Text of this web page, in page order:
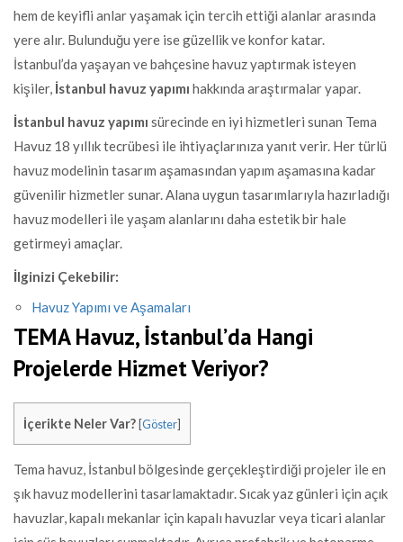
hem de keyifli anlar yaşamak için tercih ettiği alanlar arasında
yere alır. Bulunduğu yere ise güzellik ve konfor katar.
İstanbul’da yaşayan ve bahçesine havuz yaptırmak isteyen
kişiler, İstanbul havuz yapımı hakkında araştırmalar yapar.
İstanbul havuz yapımı sürecinde en iyi hizmetleri sunan Tema
Havuz 18 yıllık tecrübesi ile ihtiyaçlarınıza yanıt verir. Her türlü
havuz modelinin tasarım aşamasından yapım aşamasına kadar
güvenilir hizmetler sunar. Alana uygun tasarımlarıyla hazırladığı
havuz modelleri ile yaşam alanlarını daha estetik bir hale
getirmeyi amaçlar.
İlginizi Çekebilir:
Havuz Yapımı ve Aşamaları
TEMA Havuz, İstanbul’da Hangi
Projelerde Hizmet Veriyor?
İçerikte Neler Var? [Göster]
Tema havuz, İstanbul bölgesinde gerçekleştirdiği projeler ile en
şık havuz modellerini tasarlamaktadır. Sıcak yaz günleri için açık
havuzlar, kapalı mekanlar için kapalı havuzlar veya ticari alanlar